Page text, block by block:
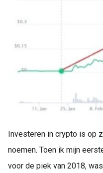
Investeren in crypto is op
noemen. Toen ik mijn
voor de piek van 2018,